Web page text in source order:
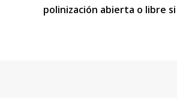
polinización abierta o libre